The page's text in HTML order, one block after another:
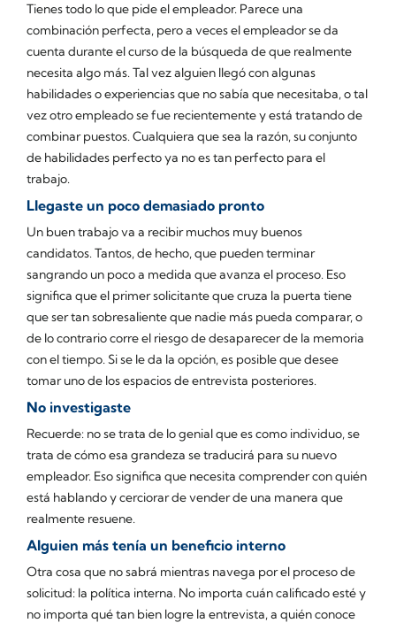
Tienes todo lo que pide el empleador. Parece una
combinación perfecta, pero a veces el empleador se da
cuenta durante el curso de la búsqueda de que realmente
necesita algo más. Tal vez alguien llegó con algunas
habilidades o experiencias que no sabía que necesitaba, o tal
vez otro empleado se fue recientemente y está tratando de
combinar puestos. Cualquiera que sea la razón, su conjunto
de habilidades perfecto ya no es tan perfecto para el
trabajo.
Llegaste un poco demasiado pronto
Un buen trabajo va a recibir muchos muy buenos
candidatos. Tantos, de hecho, que pueden terminar
sangrando un poco a medida que avanza el proceso. Eso
significa que el primer solicitante que cruza la puerta tiene
que ser tan sobresaliente que nadie más pueda comparar, o
de lo contrario corre el riesgo de desaparecer de la memoria
con el tiempo. Si se le da la opción, es posible que desee
tomar uno de los espacios de entrevista posteriores.
No investigaste
Recuerde: no se trata de lo genial que es como individuo, se
trata de cómo esa grandeza se traducirá para su nuevo
empleador. Eso significa que necesita comprender con quién
está hablando y cerciorar de vender de una manera que
realmente resuene.
Alguien más tenía un beneficio interno
Otra cosa que no sabrá mientras navega por el proceso de
solicitud: la política interna. No importa cuán calificado esté y
no importa qué tan bien logre la entrevista, a quién conoce